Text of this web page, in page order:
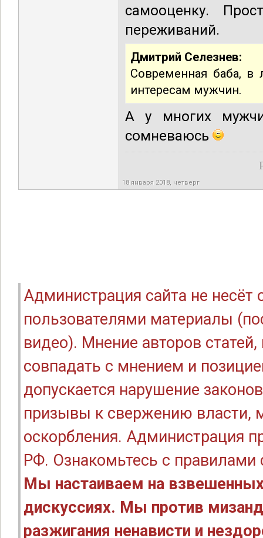
самооценку.
переживаний.
Дмитрий Селезнев:
Современная баба, в
интересам мужчин.
А у многих
сомневаюсь
18 января 2018, четверг
Администрация сайта не
пользователями материалы
видео). Мнение авторов
совпадать с мнением и
допускается нарушение
призывы к свержению власти,
оскорбления. Администрация
РФ. Ознакомьтесь с правилами
Мы настаиваем на
дискуссиях. Мы против
разжигания ненависти и